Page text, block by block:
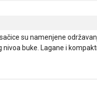
su namenjene
buke. Lagane i